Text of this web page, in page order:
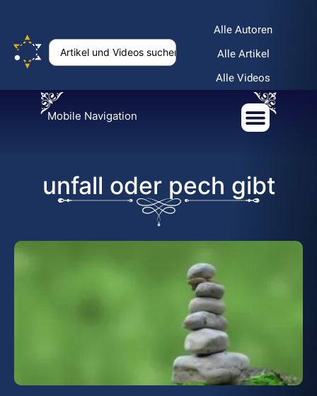
Alle Autoren
Alle Artikel
Alle Videos
Mobile Navigation
unfall oder pech gibt